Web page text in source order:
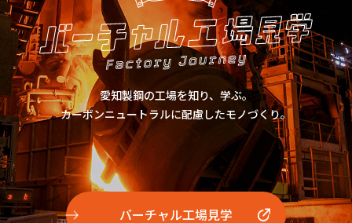
愛知製鋼の工場を知り、学ぶ。
カーボンニュートラルに配慮したモノづくり。
バーチャル工場見学